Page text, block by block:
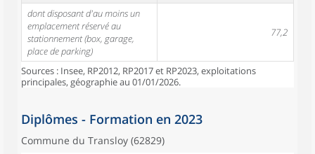
dont disposant d'au moins un
emplacement réservé au
stationnement (box, garage,
place de parking)
77,2
Sources : Insee, RP2012, RP2017 et RP2023, exploitations
principales, géographie au 01/01/2026.
Diplômes - Formation en 2023
Commune du Transloy (62829)